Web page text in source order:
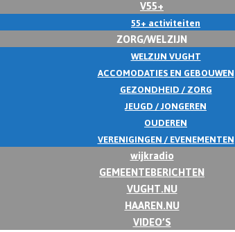
V55+
55+ activiteiten
ZORG/WELZIJN
WELZIJN VUGHT
ACCOMODATIES EN GEBOUWEN
GEZONDHEID / ZORG
JEUGD / JONGEREN
OUDEREN
VERENIGINGEN / EVENEMENTEN
wijkradio
GEMEENTEBERICHTEN
VUGHT.NU
HAAREN.NU
VIDEO’S